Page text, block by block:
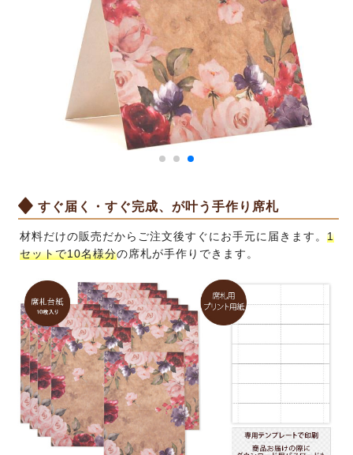
すぐ届く・すぐ完成、が叶う手作り席札
材料だけの販売だからご注文後すぐにお手元に届きます。 1
セットで10名様分の席札が手作りできます。